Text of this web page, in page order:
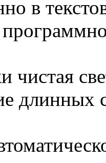
в
чистая